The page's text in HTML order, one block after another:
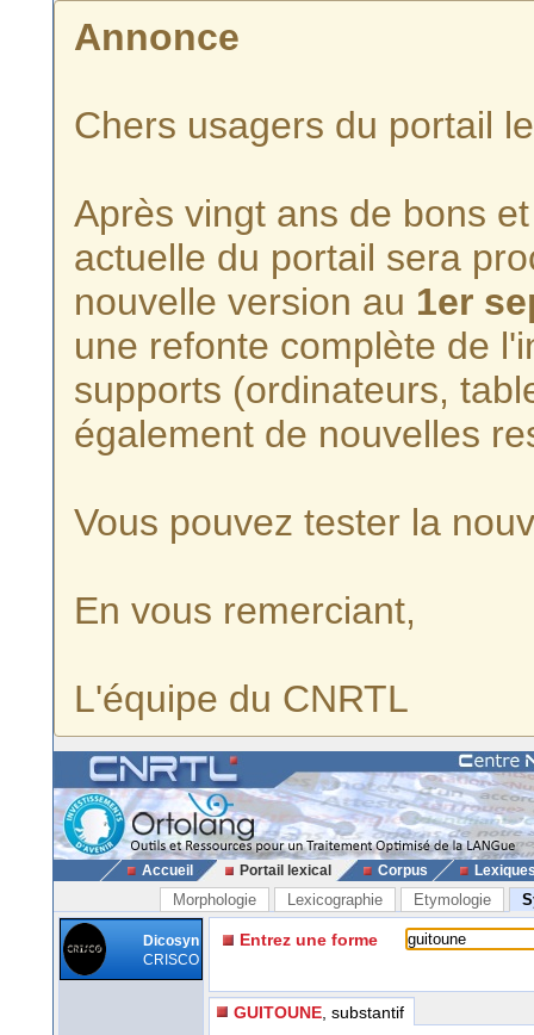
Annonce
Chers usagers du portail
Après vingt ans de bons
actuelle du portail sera
nouvelle version au 1er
une refonte complète de
supports (ordinateurs,
également de nouvelles
Vous pouvez tester la
En vous remerciant,
L'équipe du CNRTL
Accueil Portail lexical Corpus
Morphologie Lexicographie Etymologie
Dicosyn
CRISCO
Entrez une forme
GUITOUNE , substantif